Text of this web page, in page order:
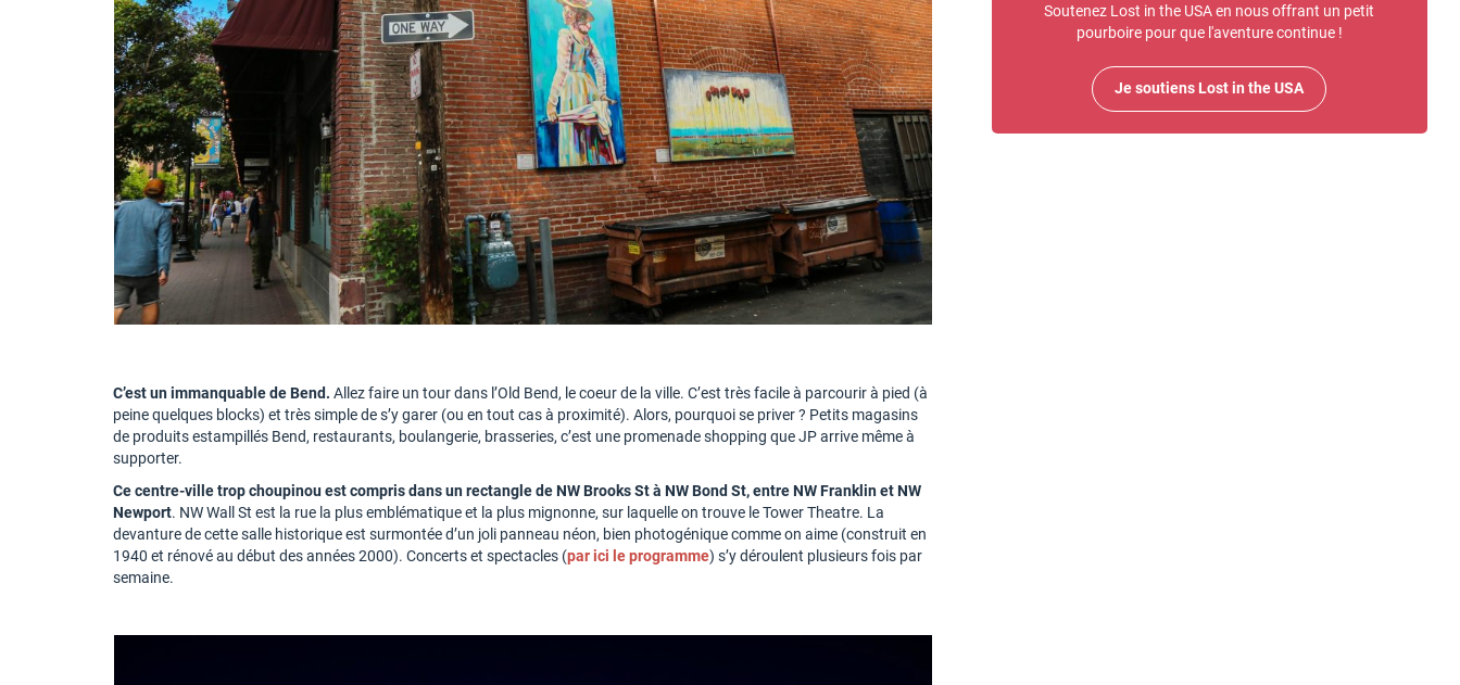
C’est un immanquable de Bend. Allez faire un tour dans l’Old Bend, le coeur de la ville. C’est très facile à parcourir à pied (à
peine quelques blocks) et très simple de s’y garer (ou en tout cas à proximité). Alors, pourquoi se priver ? Petits magasins
de produits estampillés Bend, restaurants, boulangerie, brasseries, c’est une promenade shopping que JP arrive même à
supporter.
Ce centre-ville trop choupinou est compris dans un rectangle de NW Brooks St à NW Bond St, entre NW Franklin et NW
Newport. NW Wall St est la rue la plus emblématique et la plus mignonne, sur laquelle on trouve le Tower Theatre. La
devanture de cette salle historique est surmontée d’un joli panneau néon, bien photogénique comme on aime (construit en
1940 et rénové au début des années 2000). Concerts et spectacles (par ici le programme) s’y déroulent plusieurs fois par
semaine.
Soutenez Lost in the USA en nous offrant un petit
pourboire pour que l'aventure continue !
Je soutiens Lost in the USA